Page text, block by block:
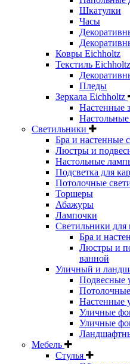
Шкатулки
Часы
Ковры Eichholtz
Текстиль Eichholtz
Пледы
Зеркала Eichholtz
Настенные
Настольные
Светильники
Бра и настенные
Люстры и
Настольные
Подсветка для
Потолочные
Торшеры
Абажуры
Лампочки
Светильники для
Бра и
Люстры и
ванной
Уличный и
Подвесные
Настенные
Уличные
Уличные
Мебель
Стулья